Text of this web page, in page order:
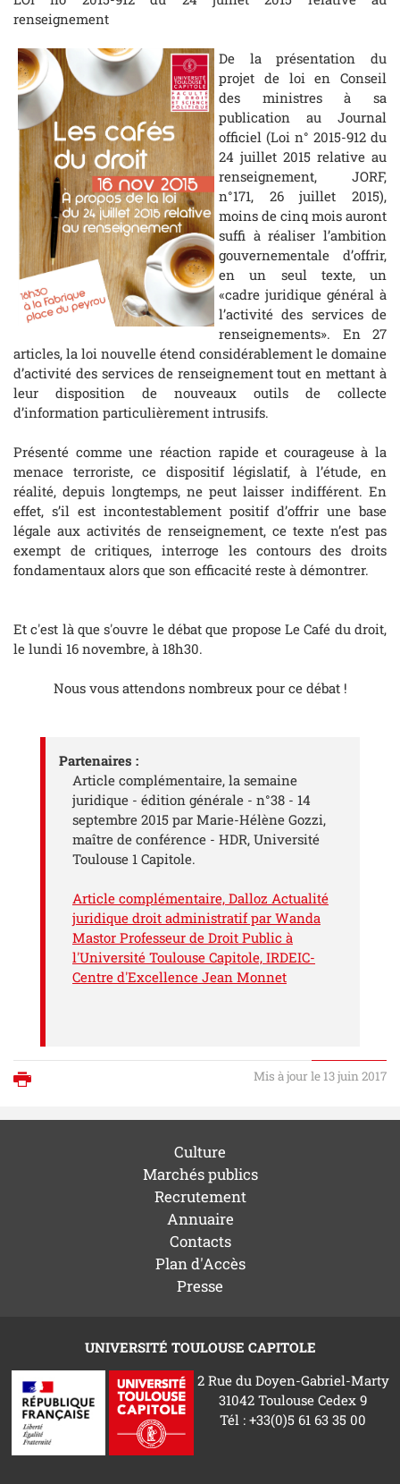
renseignement
De la présentation du
projet de loi en Conseil
des ministres à sa
publication au Journal
officiel (Loi n° 2015-912 du
24 juillet 2015 relative au
renseignement, JORF,
n°171, 26 juillet 2015),
moins de cinq mois auront
suffi à réaliser l’ambition
gouvernementale d’offrir,
en un seul texte, un
«cadre juridique général à
l’activité des services de
renseignements». En 27
articles, la loi nouvelle étend considérablement le domaine
d’activité des services de renseignement tout en mettant à
leur disposition de nouveaux outils de collecte
d’information particulièrement intrusifs.
Présenté comme une réaction rapide et courageuse à la
menace terroriste, ce dispositif législatif, à l’étude, en
réalité, depuis longtemps, ne peut laisser indifférent. En
effet, s’il est incontestablement positif d’offrir une base
légale aux activités de renseignement, ce texte n’est pas
exempt de critiques, interroge les contours des droits
fondamentaux alors que son efficacité reste à démontrer.
Et c'est là que s'ouvre le débat que propose Le Café du droit,
le lundi 16 novembre, à 18h30.
Nous vous attendons nombreux pour ce débat !
Partenaires :
Article complémentaire, la semaine
juridique - édition générale - n°38 - 14
septembre 2015 par Marie-Hélène Gozzi,
maître de conférence - HDR, Université
Toulouse 1 Capitole.
Article complémentaire, Dalloz Actualité
juridique droit administratif par Wanda
Mastor Professeur de Droit Public à
l'Université Toulouse Capitole, IRDEIC-
Centre d'Excellence Jean Monnet
Mis à jour le 13 juin 2017
Culture
Marchés publics
Recrutement
Annuaire
Contacts
Plan d'Accès
Presse
UNIVERSITÉ TOULOUSE CAPITOLE
2 Rue du Doyen-Gabriel-Marty
31042 Toulouse Cedex 9
Tél : +33(0)5 61 63 35 00